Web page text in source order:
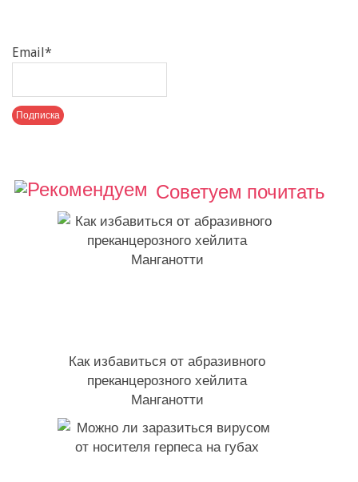
Email*
Советуем почитать
Как избавиться от абразивного
преканцерозного хейлита
Манганотти